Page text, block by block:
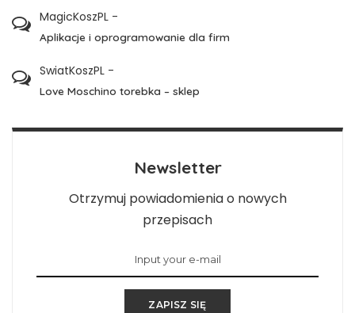
MagicKoszPL -
Aplikacje i oprogramowanie dla firm
SwiatKoszPL -
Love Moschino torebka – sklep
Newsletter
Otrzymuj powiadomienia o nowych
przepisach
ZAPISZ SIĘ